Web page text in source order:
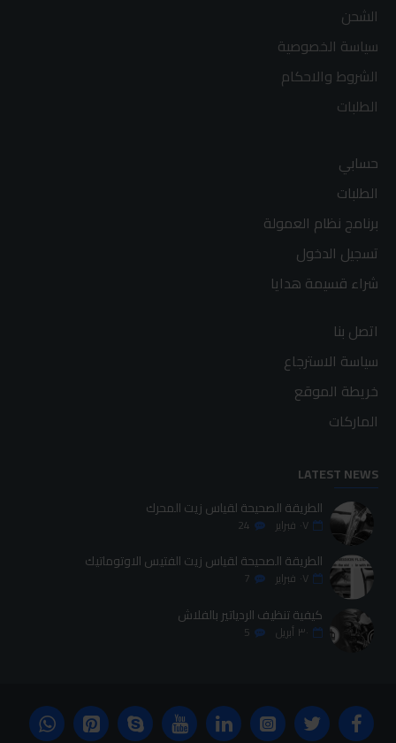
الشحن
سياسة الخصوصية
الشروط والاحكام
الطلبات
حسابي
الطلبات
برنامج نظام العمولة
تسجيل الدخول
شراء قسيمة هدايا
اتصل بنا
سياسة الاسترجاع
خريطة الموقع
الماركات
LATEST NEWS
الطريقة الصحيحة لقياس زيت المحرك
٠٧ فبراير 24
الطريقة الصحيحة لقياس زيت الفتيس الاوتوماتيك
٠٧ فبراير 7
كيفية تنظيف الردياتير بالفلاش
٣٠ أبريل 5